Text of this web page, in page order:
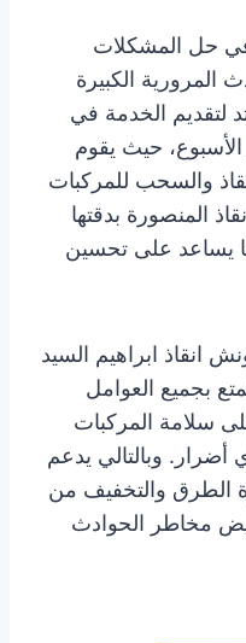
في حل المشكلات
المرورية الكبيرة
لتقديم الخدمة في
حيث يقوم
والسحب للمركبات
المنصورة بدقتها
يساعد على تحسين
انقاذ ابراهيم السيد
بجميع العوامل
سلامة المركبات
أضرار. وبالتالي يدعم
الطرق والتخفيف من
مخاطر الحوادث